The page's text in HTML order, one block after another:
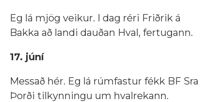
Eg lá mjög veikur. I dag réri Friðrik á
Bakka að landi dauðan Hval, fertugann.
17. júní
Messað hér. Eg lá rúmfastur fékk BF Sra
Þorði tilkynningu um hvalrekann.